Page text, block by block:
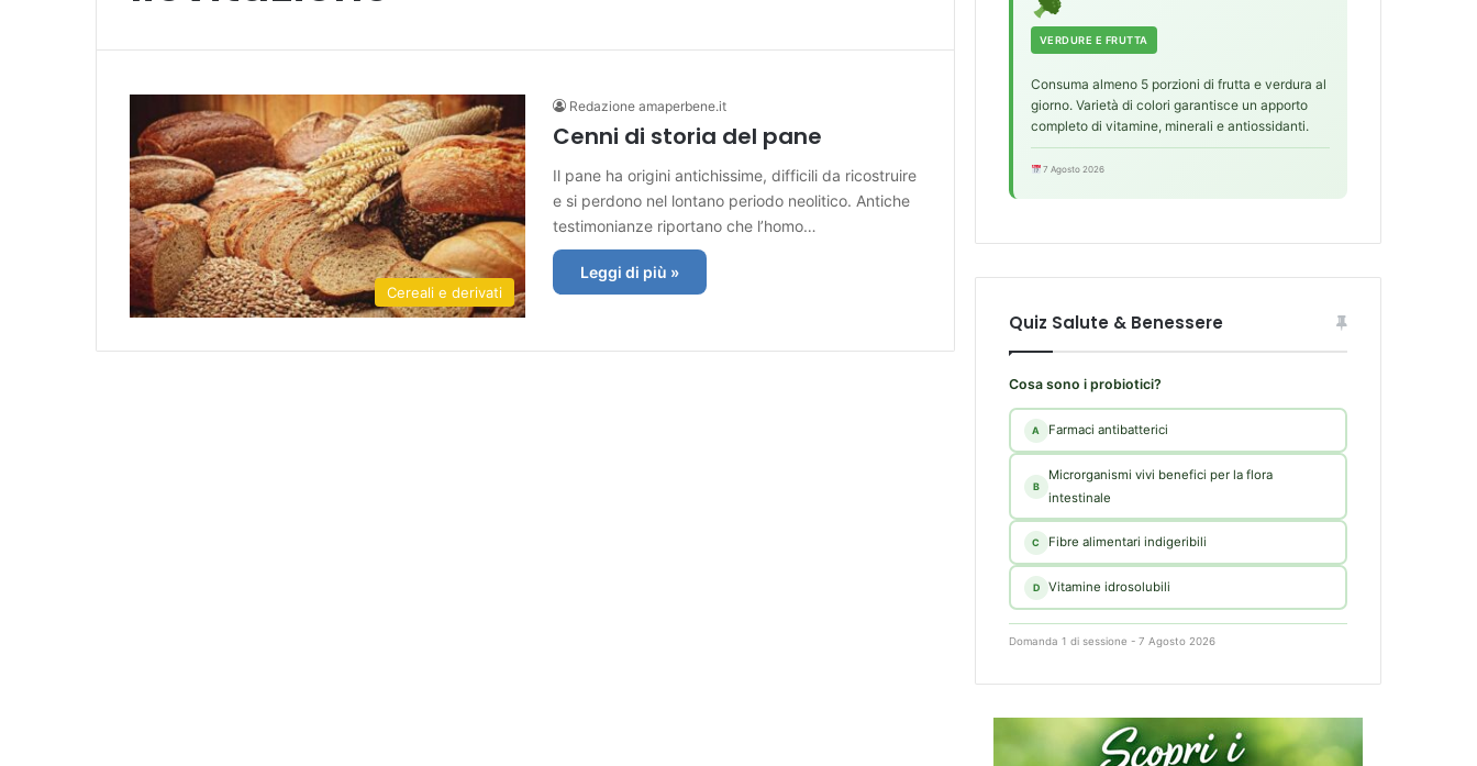
Cereali e derivati
Redazione amaperbene.it
Cenni di storia del pane
Il pane ha origini antichissime, difficili da ricostruire
e si perdono nel lontano periodo neolitico. Antiche
testimonianze riportano che l’homo…
Leggi di più »
VERDURE E FRUTTA
Consuma almeno 5 porzioni di frutta e verdura al
giorno. Varietà di colori garantisce un apporto
completo di vitamine, minerali e antiossidanti.
7 Agosto 2026
Quiz Salute & Benessere
Cosa sono i probiotici?
A Farmaci antibatterici
B
Microrganismi vivi benefici per la flora
intestinale
C Fibre alimentari indigeribili
D Vitamine idrosolubili
Domanda 1 di sessione - 7 Agosto 2026